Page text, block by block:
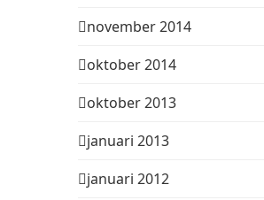
november 2014
oktober 2014
oktober 2013
januari 2013
januari 2012